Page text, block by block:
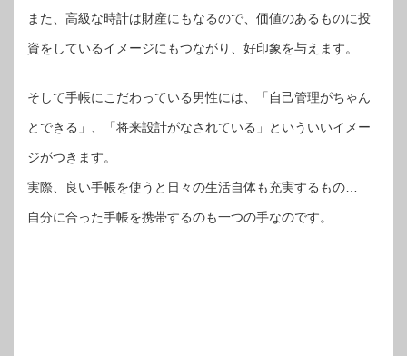
また、高級な時計は財産にもなるので、価値のあるものに投
資をしているイメージにもつながり、好印象を与えます。
そして手帳にこだわっている男性には、「自己管理がちゃん
とできる」、「将来設計がなされている」といういいイメー
ジがつきます。
実際、良い手帳を使うと日々の生活自体も充実するもの…
自分に合った手帳を携帯するのも一つの手なのです。